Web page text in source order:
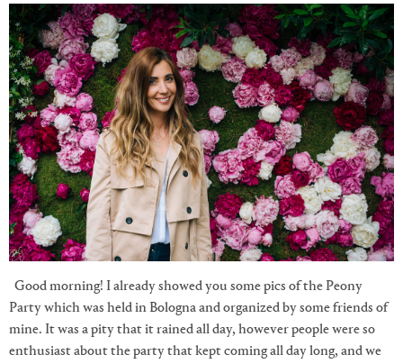
Good morning! I already showed you some pics of the Peony
Party which was held in Bologna and organized by some friends of
mine. It was a pity that it rained all day, however people were so
enthusiast about the party that kept coming all day long, and we